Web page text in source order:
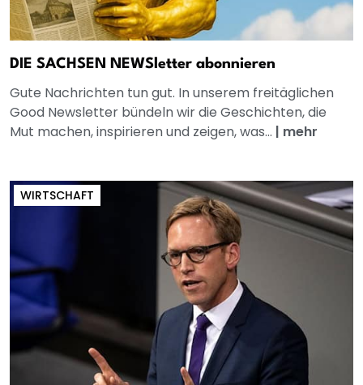
DIE SACHSEN NEWSletter abonnieren
Gute Nachrichten tun gut. In unserem freitäglichen
Good Newsletter bündeln wir die Geschichten, die
Mut machen, inspirieren und zeigen, was... | mehr
WIRTSCHAFT